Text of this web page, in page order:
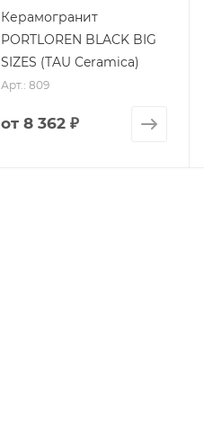
Керамогранит
PORTLOREN BLACK BIG
SIZES (TAU Ceramica)
Арт.: 809
от 8 362 ₽